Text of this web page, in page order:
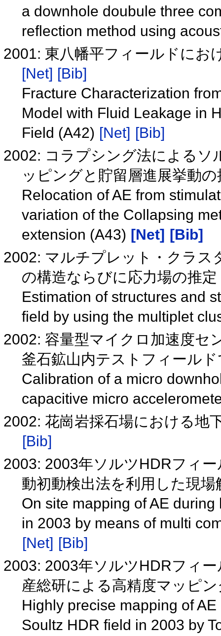
a downhole doubule three
reflection method using
2001: 東八幡平フィールドにお
[Net] [Bib]
Fracture Characterization
Model with Fluid Leakage in
Field (A42) [Net] [Bib]
2002: コラプシング法によるソ
ッピングと貯留層進展挙動
Relocation of AE from
variation of the Collapsing
extension (A43) [Net] [Bib]
2002: マルチプレット・クラス
の構造ならびに応力場の推
Estimation of structures and
field by using the multiplet
2002: 容量型マイクロ加速度セ
釜石鉱山内テストフィール
Calibration of a micro
capacitive micro
2002: 花崗岩採石場における地
[Bib]
2003: 2003年ソルツHDRフィ
動初動検出法を利用した現
On site mapping of AE
in 2003 by means of multi
[Net] [Bib]
2003: 2003年ソルツHDRフィ
産総研による高精度マッピ
Highly precise mapping of
Soultz HDR field in 2003 by